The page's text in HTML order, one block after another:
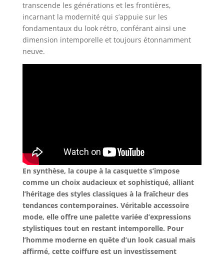
transcende les générations et les frontières,
incarnant la modernité qui s’appuie sur les
fondamentaux du look rétro, conférant ainsi une
dimension intemporelle et toujours étonnamment
neuve.
En synthèse, la coupe à la casquette s’impose
comme un choix audacieux et sophistiqué, alliant
l’héritage des styles classiques à la fraîcheur des
tendances contemporaines. Véritable accessoire
mode, elle offre une palette variée d’expressions
stylistiques tout en restant intemporelle. Pour
l’homme moderne en quête d’un look casual mais
affirmé, cette coiffure est un investissement